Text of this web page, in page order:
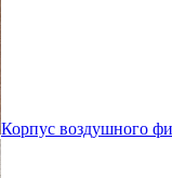
Корпус воздушного